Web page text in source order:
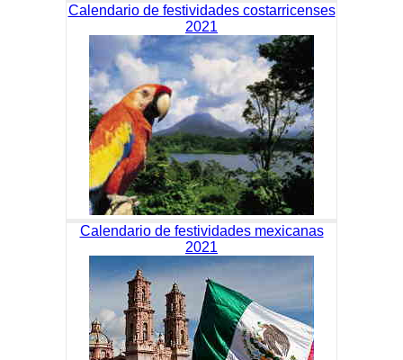
Calendario de festividades costarricenses
2021
Calendario de festividades mexicanas
2021